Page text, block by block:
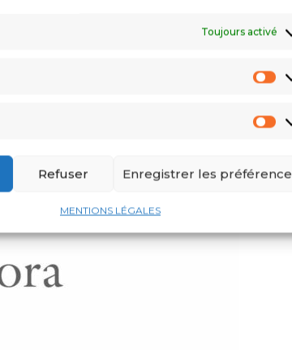
Toujours activé
Refuser Enregistrer les
MENTIONS LÉGALES
à tirer. Sans parler du bruit
frappé »
dans son quartier. Puis, les choses se
été confiné, on ne sortait plus dans la
je ne partais même plus à